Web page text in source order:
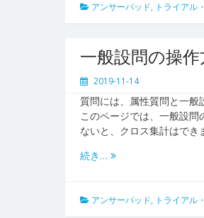
アンサーパッド, トライアル
一般設問の操
2019-11-14
質問には、属性質問と一般
このページでは、一般設
ないと、クロス集計はで
続き…
アンサーパッド, トライアル